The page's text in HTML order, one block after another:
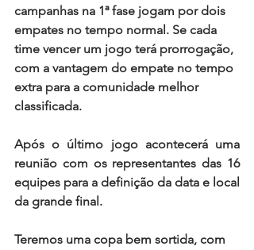
campanhas na 1ª fase jogam por dois
empates no tempo normal. Se cada
time vencer um jogo terá prorrogação,
com a vantagem do empate no tempo
extra para a comunidade melhor
classificada.
Após o último jogo acontecerá uma
reunião com os representantes das 16
equipes para a definição da data e local
da grande final.
Teremos uma copa bem sortida, com